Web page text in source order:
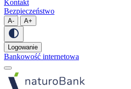
Kontakt
Bezpieczeństwo
A- A+
Logowanie
Bankowość internetowa